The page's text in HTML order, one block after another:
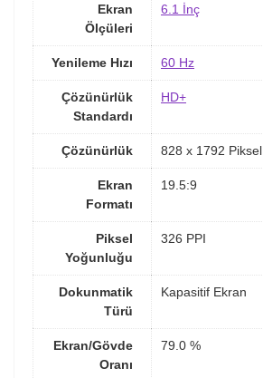
Ekran
Ölçüleri
6.1 İnç
Yenileme Hızı 60 Hz
Çözünürlük
Standardı
HD+
Çözünürlük 828 x 1792 Piksel
Ekran
Formatı
19.5:9
Piksel
Yoğunluğu
326 PPI
Dokunmatik
Türü
Kapasitif Ekran
Ekran/Gövde
Oranı
79.0 %